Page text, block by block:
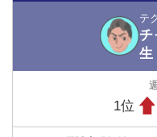
ただ、「損切りができず迷
「根拠の薄い取引をしてし
ぎた」など、感情に左右さ
ドに失敗するということは
テ
チ
生
1位